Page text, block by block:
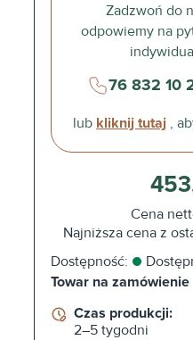
Zadzwoń do
odpowiemy na
76 832 10
lub kliknij tutaj ,
Cena
Najniższa cena z
Dostępność:
Towar na zamówienie
Czas produkcji:
2–5 tygodni